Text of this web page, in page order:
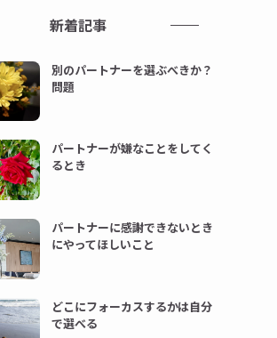
新着記事
別のパートナーを選ぶべきか？
問題
パートナーが嫌なことをしてく
るとき
パートナーに感謝できないとき
にやってほしいこと
どこにフォーカスするかは自分
で選べる